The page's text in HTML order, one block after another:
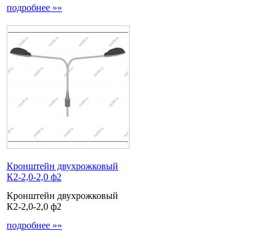
подробнее »»
Кронштейн двухрожковый
К2-2,0-2,0 ф2
Кронштейн двухрожковый
К2-2,0-2,0 ф2
подробнее »»